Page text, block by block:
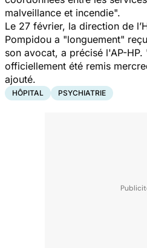
malveillance et incendie".
Le 27 février, la direction de
Pompidou a "longuement"
son avocat, a précisé l'AP-HP.
officiellement été remis
ajouté.
HÔPITAL PSYCHIATRIE